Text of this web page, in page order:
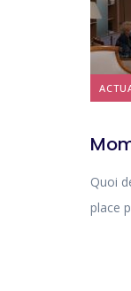
Quoi
place